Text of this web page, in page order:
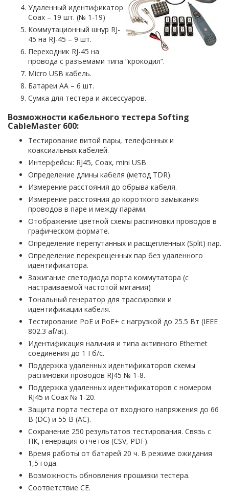
Удаленный идентификатор
Coax – 19 шт. (№ 1-19)
Коммутационный шнур RJ-
45 на RJ-45 – 9 шт.
Переходник RJ-45 на
провода с разъемами типа “крокодил”.
Micro USB кабель.
Батареи АА – 6 шт.
Сумка для тестера и аксессуаров.
Возможности кабельного тестера Softing
CableMaster 600:
Тестирование витой пары, телефонных и
коаксиальных кабелей.
Интерфейсы: RJ45, Coax, mini USB
Определение длины кабеля (метод TDR).
Измерение расстояния до обрыва кабеля.
Измерение расстояния до короткого замыкания
проводов в паре и между парами.
Отображение цветной схемы распиновки проводов в
графическом формате.
Определение перепутанных и расщепленных (Split) пар.
Определение перекрещенных пар без удаленного
идентификатора.
Зажигание светодиода порта коммутатора (с
настраиваемой частотой мигания)
Тональный генератор для трассировки и
идентификации кабеля.
Тестирование PoE и PoE+ с нагрузкой до 25.5 Вт (IEEE
802.3 af/at).
Идентификация наличия и типа активного Ethernet
соединения до 1 Гб/с.
Поддержка удаленных идентификаторов схемы
распиновки проводов RJ45 № 1-8.
Поддержка удаленных идентификаторов с номером
RJ45 и Coax № 1-20.
Защита порта тестера от входного напряжения до 66
В (DC) и 55 В (AC).
Сохранение 250 результатов тестирования. Связь с
ПК, генерация отчетов (CSV, PDF).
Время работы от батарей 20 ч. В режиме ожидания
1,5 года.
Возможность обновления прошивки тестера.
Соответствие CE.